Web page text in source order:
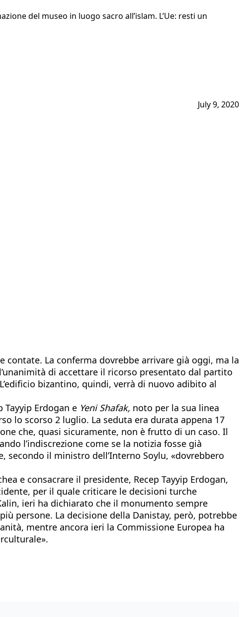
del museo in luogo sacro all’islam. L’Ue: resti un
July 9, 2020
contate. La conferma dovrebbe arrivare già oggi, ma la
di accettare il ricorso presentato dal partito
bizantino, quindi, verrà di nuovo adibito al
Erdogan e Yeni Shafak, noto per la sua linea
lo scorso 2 luglio. La seduta era durata appena 17
che, quasi sicuramente, non è frutto di un caso. Il
l’indiscrezione come se la notizia fosse già
il ministro dell’Interno Soylu, «dovrebbero
e consacrare il presidente, Recep Tayyip Erdogan,
per il quale criticare le decisioni turche
ieri ha dichiarato che il monumento sempre
persone. La decisione della Danistay, però, potrebbe
mentre ancora ieri la Commissione Europea ha